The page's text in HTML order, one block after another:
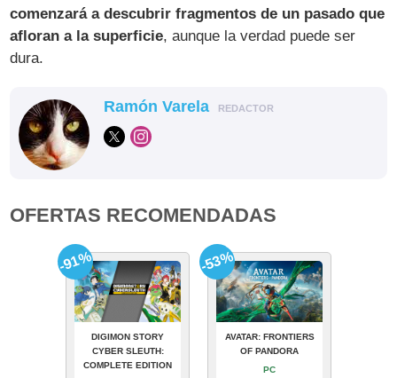
comenzará a descubrir fragmentos de un pasado que
afloran a la superficie, aunque la verdad puede ser
dura.
Ramón Varela REDACTOR
OFERTAS RECOMENDADAS
DIGIMON STORY
CYBER SLEUTH:
COMPLETE EDITION
-91%
AVATAR: FRONTIERS
OF PANDORA
PC
-53%